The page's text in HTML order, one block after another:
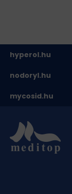
hyperol.hu
nodoryl.hu
mycosid.hu